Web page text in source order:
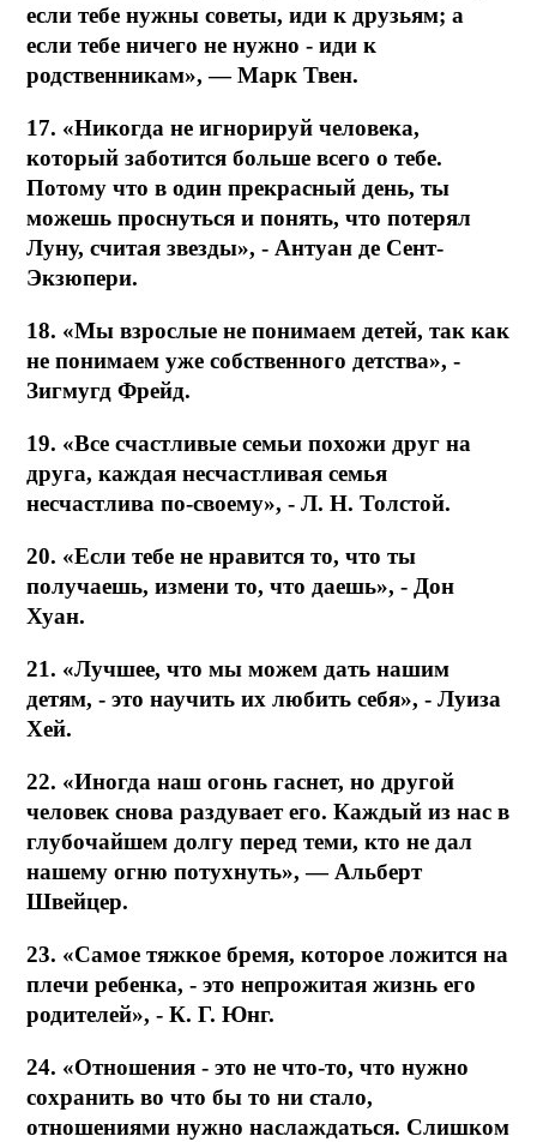
если тебе нужны советы, иди к друзьям; а
если тебе ничего не нужно - иди к
родственникам», — Марк Твен.
17. «Никогда не игнорируй человека,
который заботится больше всего о тебе.
Потому что в один прекрасный день, ты
можешь проснуться и понять, что потерял
Луну, считая звезды», - Антуан де Сент-
Экзюпери.
18. «Мы взрослые не понимаем детей, так как
не понимаем уже собственного детства», -
Зигмугд Фрейд.
19. «Все счастливые семьи похожи друг на
друга, каждая несчастливая семья
несчастлива по-своему», - Л. Н. Толстой.
20. «Если тебе не нравится то, что ты
получаешь, измени то, что даешь», - Дон
Хуан.
21. «Лучшее, что мы можем дать нашим
детям, - это научить их любить себя», - Луиза
Хей.
22. «Иногда наш огонь гаснет, но другой
человек снова раздувает его. Каждый из нас в
глубочайшем долгу перед теми, кто не дал
нашему огню потухнуть», — Альберт
Швейцер.
23. «Самое тяжкое бремя, которое ложится на
плечи ребенка, - это непрожитая жизнь его
родителей», - К. Г. Юнг.
24. «Отношения - это не что-то, что нужно
сохранить во что бы то ни стало,
отношениями нужно наслаждаться. Слишком